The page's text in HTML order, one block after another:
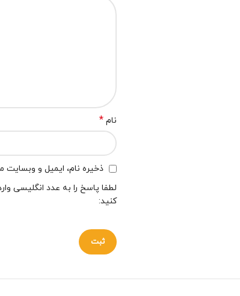
نام *
ذخیره نام، ایمیل و وبسایت
لطفا پاسخ را به عدد انگلیسی
کنید: